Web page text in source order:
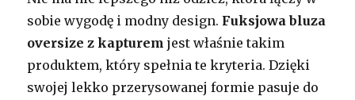
sobie wygodę i modny design. Fuksjowa bluza
oversize z kapturem jest właśnie takim
produktem, który spełnia te kryteria. Dzięki
swojej lekko przerysowanej formie pasuje do